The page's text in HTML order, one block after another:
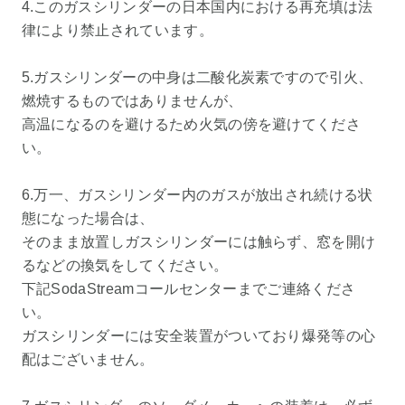
4.このガスシリンダーの日本国内における再充填は法
律により禁止されています。
5.ガスシリンダーの中身は二酸化炭素ですので引火、
燃焼するものではありませんが、
高温になるのを避けるため火気の傍を避けてくださ
い。
6.万一、ガスシリンダー内のガスが放出され続ける状
態になった場合は、
そのまま放置しガスシリンダーには触らず、窓を開け
るなどの換気をしてください。
下記SodaStreamコールセンターまでご連絡くださ
い。
ガスシリンダーには安全装置がついており爆発等の心
配はございません。